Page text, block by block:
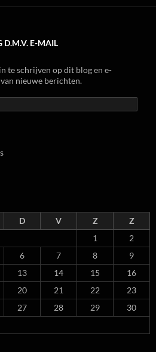
D.M.V. E-MAIL
te schrijven op dit blog en e-
nieuwe berichten.
D V Z
Z
1
2
6 7 8
9
13 14 15
16
20 21 22
23
27 28 29
30